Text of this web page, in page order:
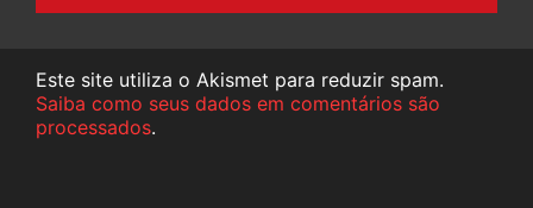
Este site utiliza o Akismet para reduzir spam.
Saiba como seus dados em comentários são
processados.